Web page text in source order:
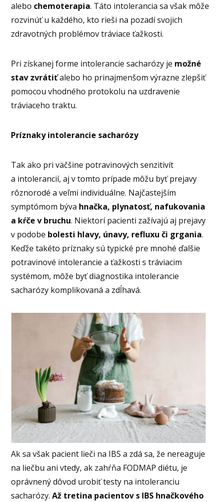
alebo chemoterapia. Táto intolerancia sa však môže
rozvinúť u každého, kto rieši na pozadí svojich
zdravotných problémov tráviace ťažkosti.
Pri získanej forme intolerancie sacharózy je možné
stav zvrátiťalebo ho prinajmenšom výrazne zlepšiť
pomocou vhodného protokolu na uzdravenie
tráviaceho traktu.
Príznaky intolerancie sacharózy
Tak ako pri väčšine potravinových senzitivít
a intolerancií, aj v tomto prípade môžu byť prejavy
rôznorodé a veľmi individuálne. Najčastejším
symptómom býva hnačka, plynatosť, nafukovania
a kŕče v bruchu. Niektorí pacienti zažívajú aj prejavy
v podobe bolesti hlavy, únavy, refluxu či grgania.
Keďže takéto príznaky sú typické pre mnohé ďalšie
potravinové intolerancie a ťažkosti s tráviacim
systémom, môže byť diagnostika intolerancie
sacharózy komplikovaná a zdĺhavá.
Ak sa však pacient lieči na IBS a zdá sa, že nereaguje
na liečbu ani vtedy, ak zahŕňa FODMAP diétu, je
oprávnený dôvod urobiť testy na intoleranciu
sacharózy.Až tretina pacientov s IBS hnačkového